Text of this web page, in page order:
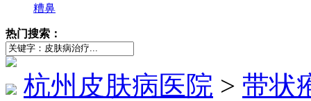
糟鼻
热门搜索：
杭州皮肤病医院 > 带状